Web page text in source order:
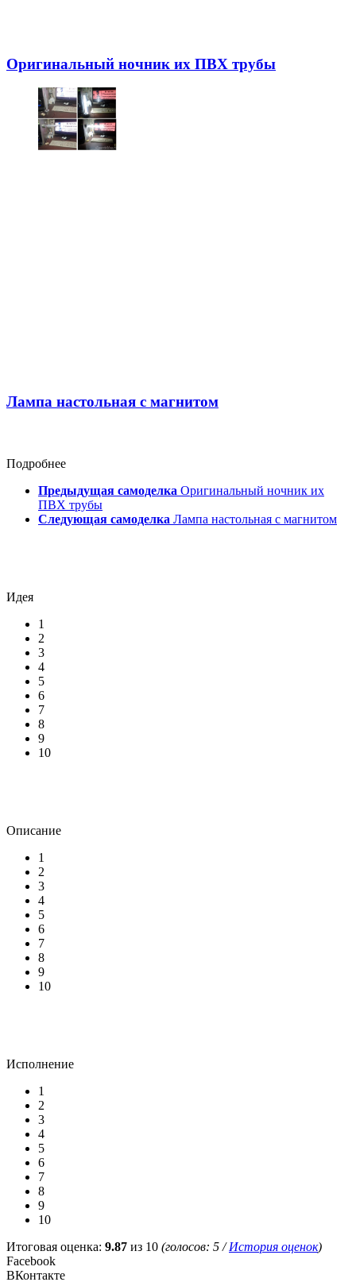
Оригинальный ночник их ПВХ трубы
Лампа настольная с магнитом
Подробнее
Предыдущая самоделка Оригинальный ночник их
ПВХ трубы
Следующая самоделка Лампа настольная с магнитом
Идея
1
2
3
4
5
6
7
8
9
10
Описание
1
2
3
4
5
6
7
8
9
10
Исполнение
1
2
3
4
5
6
7
8
9
10
Итоговая оценка: 9.87 из 10 (голосов: 5 /История оценок)
Facebook
ВКонтакте